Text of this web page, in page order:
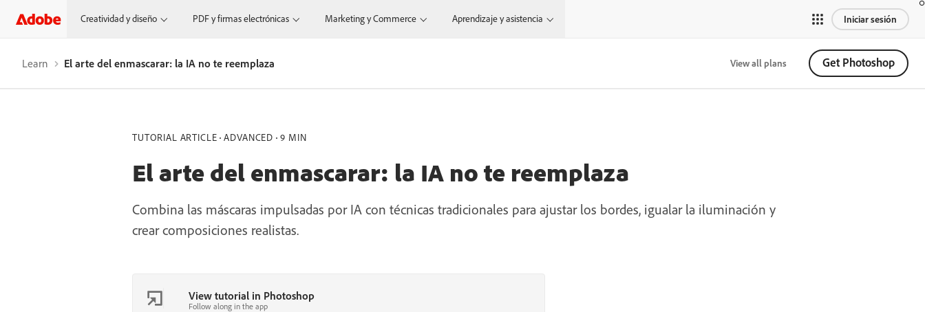
Creatividad y diseño PDF y firmas electrónicas Marketing y Commerce Aprendizaje y asistencia Iniciar sesión
Learn El arte del enmascarar: la IA no te reemplaza View all plans Get Photoshop
TUTORIAL ARTICLE ADVANCED 9 MIN
El arte del enmascarar: la IA no te reemplaza
Combina las máscaras impulsadas por IA con técnicas tradicionales para ajustar los bordes, igualar la iluminación y
crear composiciones realistas.
View tutorial in Photoshop
Follow along in the app